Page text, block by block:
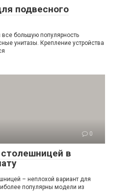
подвесного
большую популярность
унитазы. Крепление устройства
0
в
– неплохой вариант для
популярны модели из